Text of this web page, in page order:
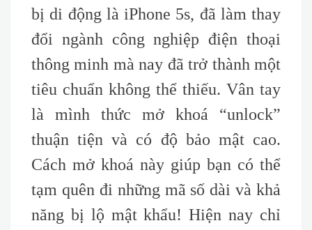
bị di động là iPhone 5s, đã làm thay
đổi ngành công nghiệp điện thoại
thông minh mà nay đã trở thành một
tiêu chuẩn không thể thiếu. Vân tay
là mình thức mở khoá “unlock”
thuận tiện và có độ bảo mật cao.
Cách mở khoá này giúp bạn có thể
tạm quên đi những mã số dài và khả
năng bị lộ mật khẩu! Hiện nay chỉ